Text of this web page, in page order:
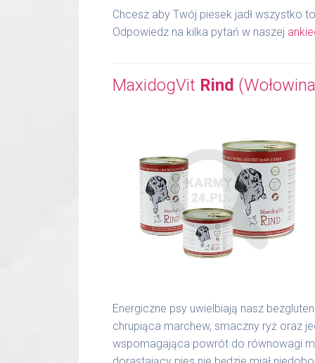
Chcesz aby Twój piesek jadł wszystko
Odpowiedz na kilka pytań w naszej
MaxidogVit Rind
Energiczne psy uwielbiają nasz
chrupiąca marchew, smaczny ryż oraz
wspomagająca powrót do równowagi